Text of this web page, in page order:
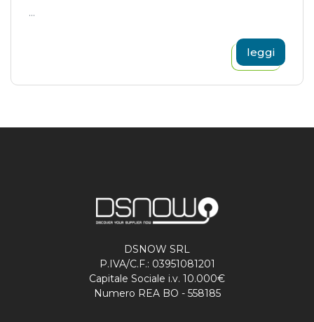
...
leggi
DSNOW SRL
P.IVA/C.F.: 03951081201
Capitale Sociale i.v. 10.000€
Numero REA BO - 558185